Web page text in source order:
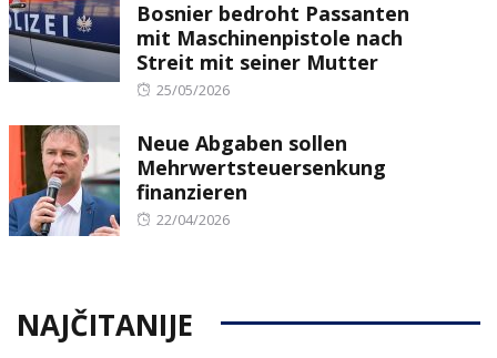
Bosnier bedroht Passanten
mit Maschinenpistole nach
Streit mit seiner Mutter
Posted
25/05/2026
Neue Abgaben sollen
Mehrwertsteuersenkung
finanzieren
Posted
22/04/2026
NAJČITANIJE